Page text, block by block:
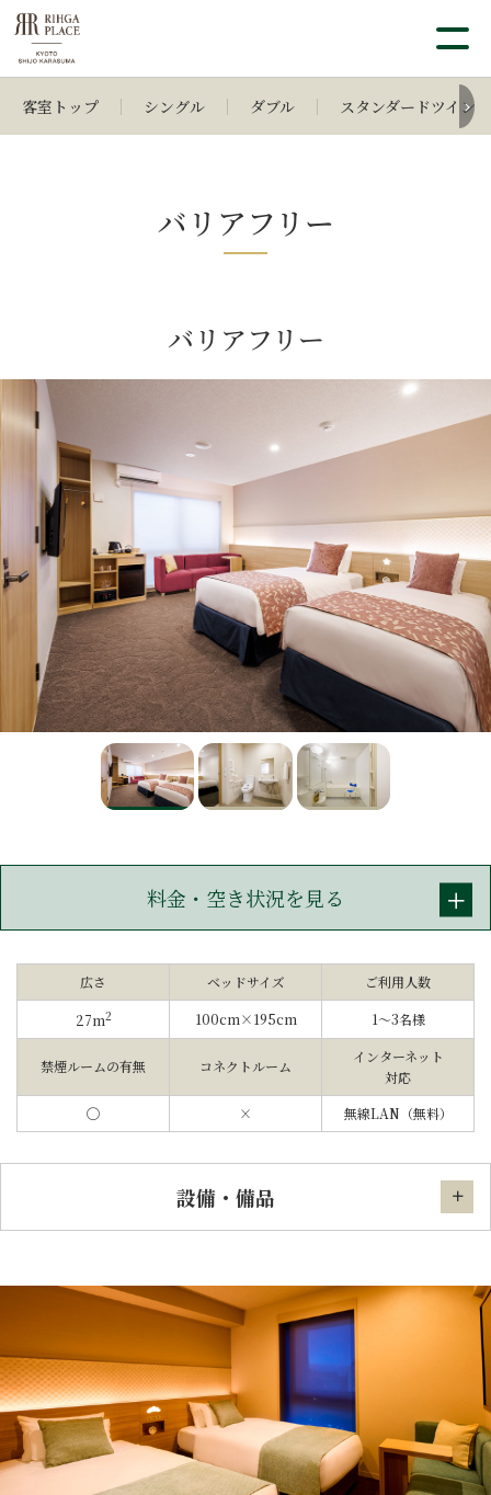
客室トップ シングル ダブル スタンダードツイン
バリアフリー
バリアフリー
料金・空き状況を見る
広さ ベッドサイズ ご利用人数
27m2 100cm×195cm 1〜3名様
禁煙ルームの有無 コネクトルーム
インターネット
対応
◯
× 無線LAN（無料）
設備・備品